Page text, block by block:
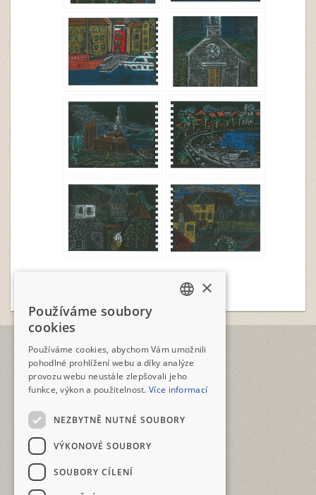
1
TELEFON
+420 2573 12345
E-MAIL
Šeříková 10
ČESKO • CZECHIA • ČEŠKA
×
Používáme soubory
cookies
Používáme cookies, abychom Vám umožnili
pohodlné prohlížení webu a díky analýze
provozu webu neustále zlepšovali jeho
funkce, výkon a použitelnost.Více informací
NEZBYTNĚ NUTNÉ SOUBORY
VÝKONOVÉ SOUBORY
SOUBORY CÍLENÍ